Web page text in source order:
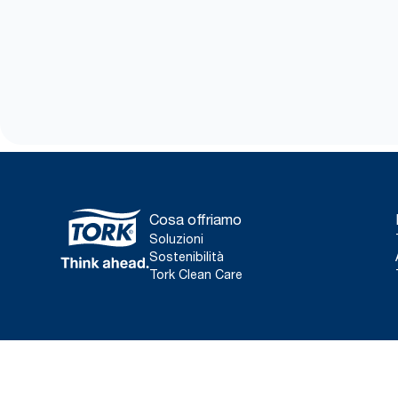
Cosa offriamo
Soluzioni
Sostenibilità
Tork Clean Care